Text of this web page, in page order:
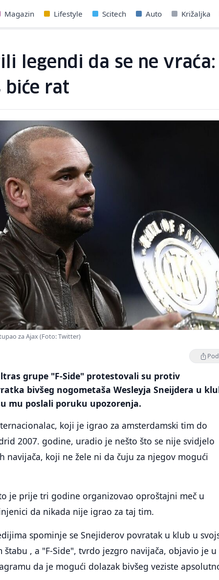
Magazin Lifestyle Scitech Auto Križaljka
legendi da se ne
biće rat
za Ajax (Foto: Twitter)
grupe "F-Side" protestovali su protiv
bivšeg nogometaša Wesleyja Sneijdera u
mu poslali poruku upozorenja.
koji je igrao za amsterdamski tim do
2007. godine, uradio je nešto što se nije svidjelo
navijača, koji ne žele ni da čuju za njegov mogući
je prije tri godine organizovao oproštajni meč u
da nikada nije igrao za taj tim.
spominje se Snejiderov povratak u klub u
štabu , a "F-Side", tvrdo jezgro navijača, objavio je u
da je mogući dolazak bivšeg veziste